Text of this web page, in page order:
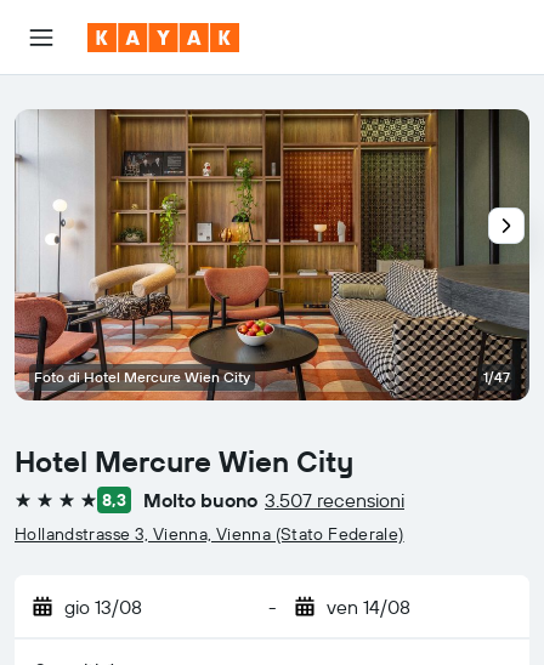
Hotel Mercure Wien City
4 stelle 8,3 Molto buono 3.507 recensioni
Hollandstrasse 3, Vienna, Vienna (Stato Federale)
gio 13/08 - ven 14/08
Foto di Hotel Mercure Wien City 1/47